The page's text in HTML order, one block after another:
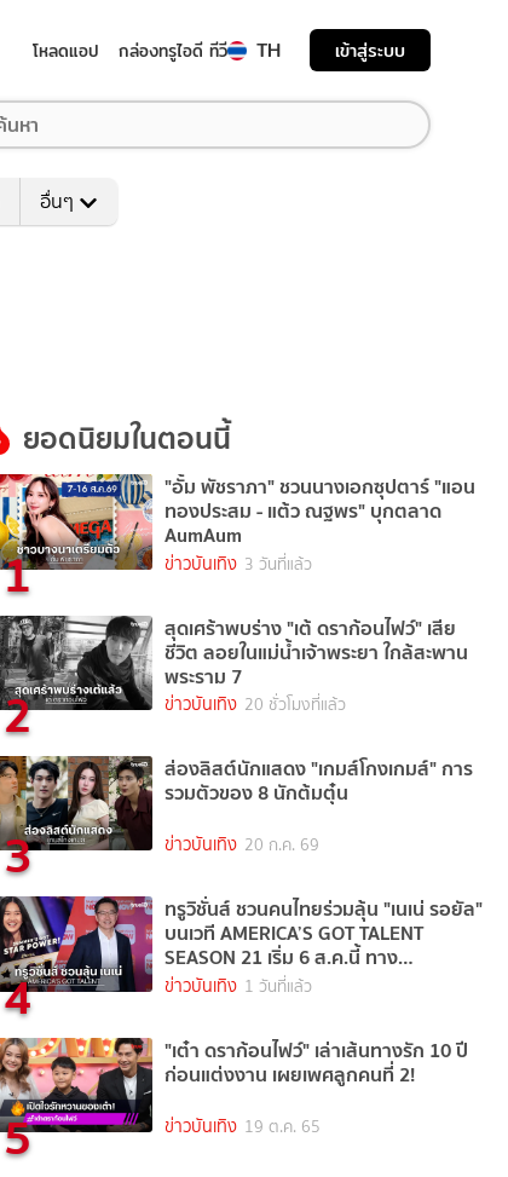
โหลดแอป กล่องทรูไอดี ทีวี TH เข้าสู่ระบบ
อื่นๆ
ยอดนิยมในตอนนี้
1
"อั้ม พัชราภา" ชวนนางเอกซุปตาร์ "แอน
ทองประสม - แต้ว ณฐพร" บุกตลาด
AumAum
ข่าวบันเทิง 3 วันที่แล้ว
2
สุดเศร้าพบร่าง "เต้ ดราก้อนไฟว์" เสีย
ชีวิต ลอยในแม่น้ำเจ้าพระยา ใกล้สะพาน
พระราม 7
ข่าวบันเทิง 20 ชั่วโมงที่แล้ว
3
ส่องลิสต์นักแสดง "เกมส์โกงเกมส์" การ
รวมตัวของ 8 นักต้มตุ๋น
ข่าวบันเทิง 20 ก.ค. 69
4
ทรูวิชั่นส์ ชวนคนไทยร่วมลุ้น "เนเน่ รอยัล"
บนเวที AMERICA’S GOT TALENT
SEASON 21 เริ่ม 6 ส.ค.นี้ ทาง
TrueVisions NOW
ข่าวบันเทิง 1 วันที่แล้ว
5
"เต๋า ดราก้อนไฟว์" เล่าเส้นทางรัก 10 ปี
ก่อนแต่งงาน เผยเพศลูกคนที่ 2!
ข่าวบันเทิง 19 ต.ค. 65